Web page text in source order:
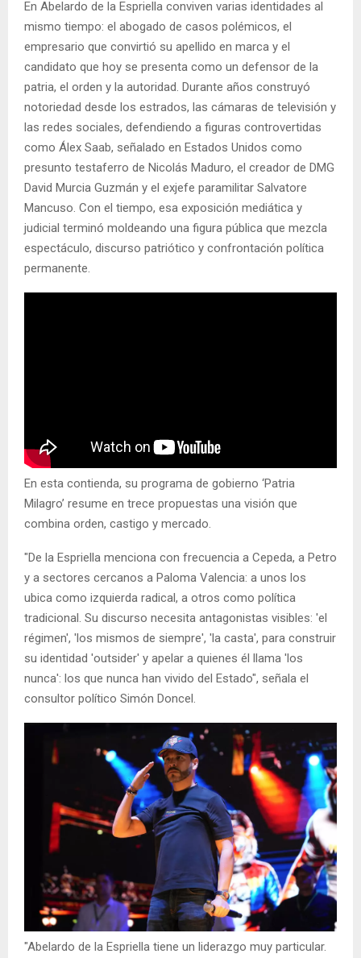
En Abelardo de la Espriella conviven varias identidades al
mismo tiempo: el abogado de casos polémicos, el
empresario que convirtió su apellido en marca y el
candidato que hoy se presenta como un defensor de la
patria, el orden y la autoridad. Durante años construyó
notoriedad desde los estrados, las cámaras de televisión y
las redes sociales, defendiendo a figuras controvertidas
como Álex Saab, señalado en Estados Unidos como
presunto testaferro de Nicolás Maduro, el creador de DMG
David Murcia Guzmán y el exjefe paramilitar Salvatore
Mancuso. Con el tiempo, esa exposición mediática y
judicial terminó moldeando una figura pública que mezcla
espectáculo, discurso patriótico y confrontación política
permanente.
En esta contienda, su programa de gobierno ‘Patria
Milagro’ resume en trece propuestas una visión que
combina orden, castigo y mercado.
"De la Espriella menciona con frecuencia a Cepeda, a Petro
y a sectores cercanos a Paloma Valencia: a unos los
ubica como izquierda radical, a otros como política
tradicional. Su discurso necesita antagonistas visibles: 'el
régimen', 'los mismos de siempre', 'la casta', para construir
su identidad 'outsider' y apelar a quienes él llama 'los
nunca': los que nunca han vivido del Estado", señala el
consultor político Simón Doncel.
"Abelardo de la Espriella tiene un liderazgo muy particular.